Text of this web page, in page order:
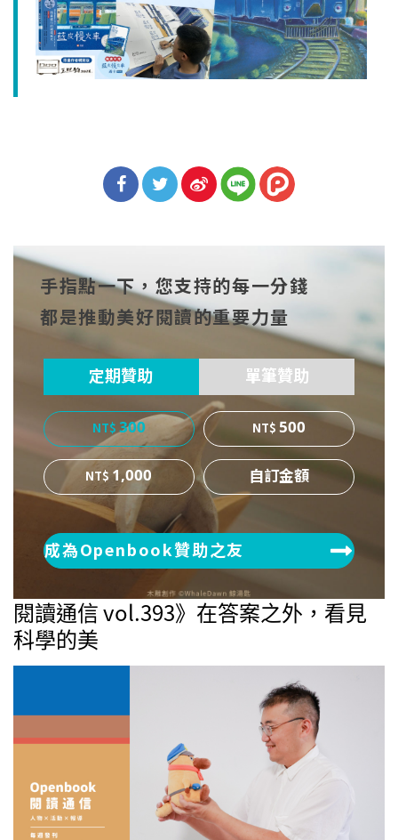
cebo
ok
witt
er
博
手指點一下，您支持的每一分錢
都是推動美好閱讀的重要力量
定期贊助 單筆贊助
300
500
1,000
成為Openbook贊助之友
閱讀通信 vol.393》在答案之外，看見
科學的美